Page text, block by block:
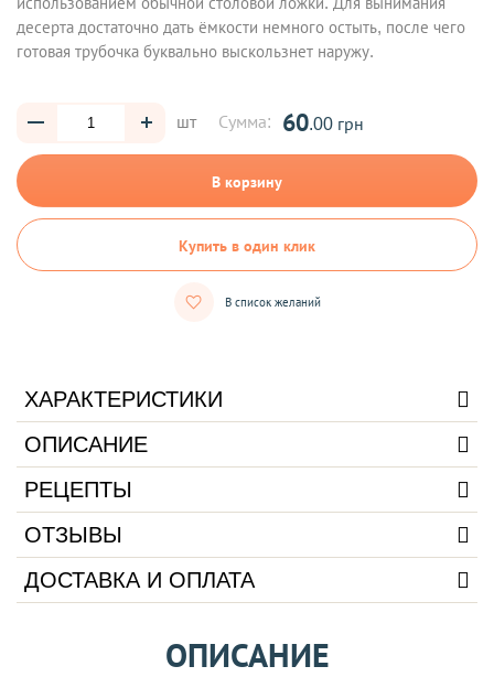
десерта достаточно дать ёмкости немного остыть, после чего
готовая трубочка буквально выскользнет наружу.
шт Сумма: 60.00 грн
В корзину
Купить в один клик
В список желаний
ХАРАКТЕРИСТИКИ
ОПИСАНИЕ
РЕЦЕПТЫ
ОТЗЫВЫ
ДОСТАВКА И ОПЛАТА
ОПИСАНИЕ